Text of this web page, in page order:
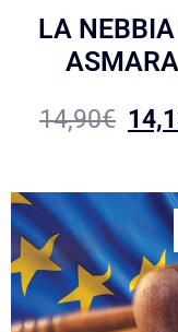
LA
ASMARA
14,90€